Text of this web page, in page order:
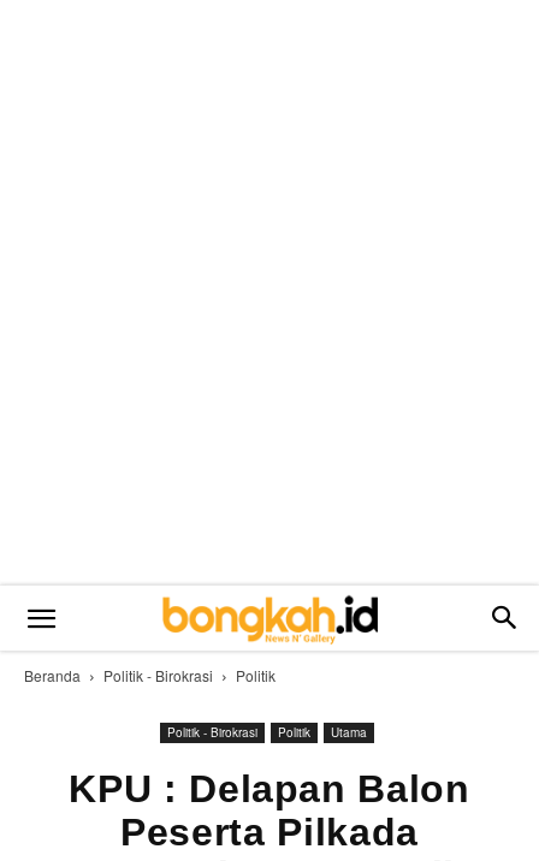
Beranda Politik - Birokrasi Politik
Politik - Birokrasi Politik Utama
KPU : Delapan Balon
Peserta Pilkada